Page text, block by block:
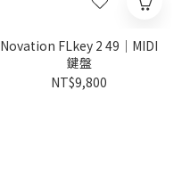
Novation FLkey 2 49｜MIDI
鍵盤
NT$9,800